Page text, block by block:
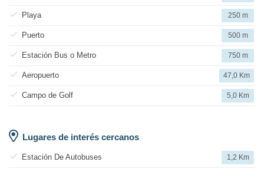
Playa 250 m
Puerto 500 m
Estación Bus o Metro 750 m
Aeropuerto 47,0 Km
Campo de Golf 5,0 Km
Lugares de interés cercanos
Estación De Autobuses 1,2 Km